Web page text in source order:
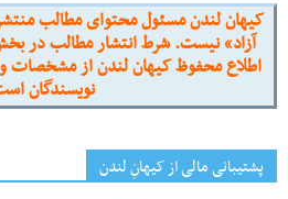
کیهان لندن مسئول محتوای مطالب
آزاد» نیست. شرط انتشار مطالب در
اطلاع محفوظ کیهان لندن از مشخصات
نویسندگان
پشتیبانی مالی از کیهانِ لندن